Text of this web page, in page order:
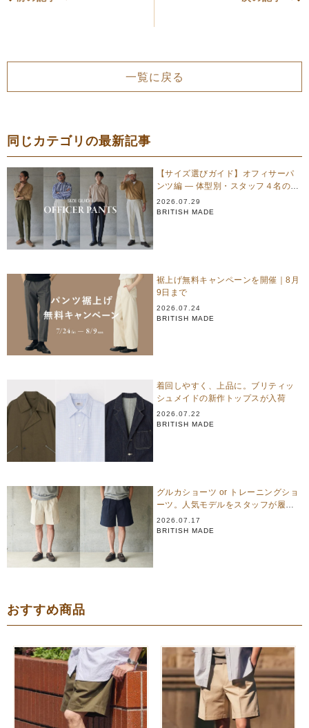
一覧に戻る
同じカテゴリの最新記事
【サイズ選びガイド】オフィサーパ
ンツ編 — 体型別・スタッフ４名のリ
アル試着
2026.07.29
BRITISH MADE
裾上げ無料キャンペーンを開催｜8月
9日まで
2026.07.24
BRITISH MADE
着回しやすく、上品に。ブリティッ
シュメイドの新作トップスが入荷
2026.07.22
BRITISH MADE
グルカショーツ or トレーニングショ
ーツ。人気モデルをスタッフが履き
比べ
2026.07.17
BRITISH MADE
おすすめ商品